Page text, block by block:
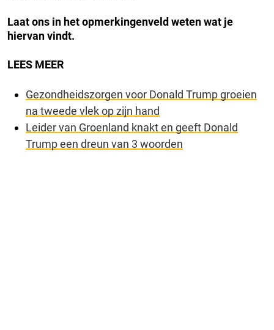
Laat ons in het opmerkingenveld weten wat je
hiervan vindt.
LEES MEER
Gezondheidszorgen voor Donald Trump groeien
na tweede vlek op zijn hand
Leider van Groenland knakt en geeft Donald
Trump een dreun van 3 woorden